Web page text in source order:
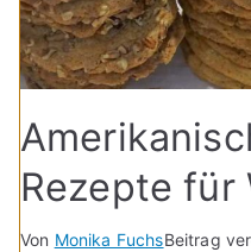
Rezepte für
Von Monika FuchsBeitrag